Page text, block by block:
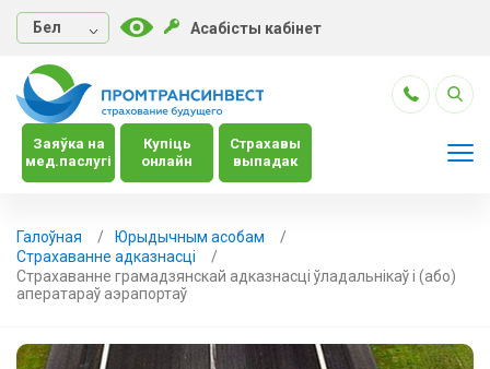
Бел Асабісты кабінет
Заяўка на
мед.паслугі
Купіць
онлайн
Страхавы
выпадак
Галоўная
Юрыдычным асобам
Страхаванне адказнасці
Страхаванне грамадзянскай адказнасці ўладальнікаў і (або)
аператараў аэрапортаў